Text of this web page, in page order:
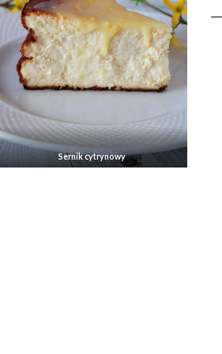
Sernik cytrynowy